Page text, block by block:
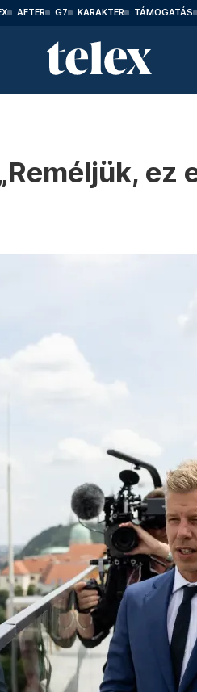
AFTER G7 KARAKTER TÁMOGATÁS
ez